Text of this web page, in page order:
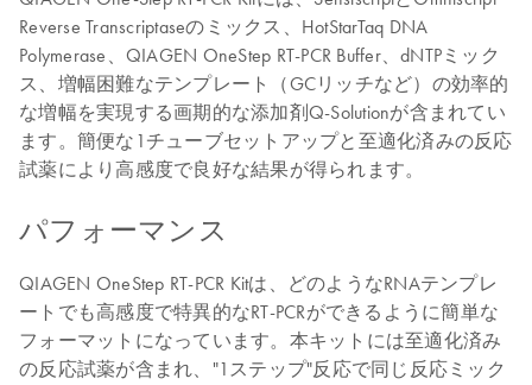
Reverse Transcriptaseのミックス、HotStarTaq DNA
Polymerase、QIAGEN OneStep RT-PCR Buffer、dNTPミック
ス、増幅困難なテンプレート（GCリッチなど）の効率的
な増幅を実現する画期的な添加剤Q-Solutionが含まれてい
ます。簡便な1チューブセットアップと至適化済みの反応
試薬により高感度で良好な結果が得られます。
パフォーマンス
QIAGEN OneStep RT-PCR Kitは、どのようなRNAテンプレ
ートでも高感度で特異的なRT-PCRができるように簡単な
フォーマットになっています。本キットには至適化済み
の反応試薬が含まれ、"1ステップ"反応で同じ反応ミック